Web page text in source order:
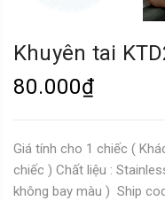
Khuyên tai
80.000₫
Giá tính cho 1 chiếc (
chiếc ) Chất liệu :
không bay màu ) Ship